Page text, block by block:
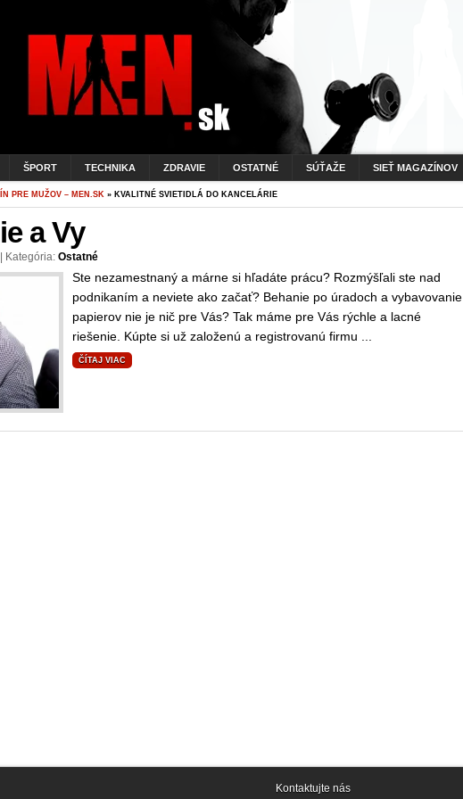
ŠPORT TECHNIKA ZDRAVIE OSTATNÉ SÚŤAŽE SIEŤ MAGAZÍNOV
PRE MUŽOV – MEN.SK » KVALITNÉ SVIETIDLÁ DO KANCELÁRIE
a Vy
Kategória: Ostatné
Ste nezamestnaný a márne si hľadáte prácu? Rozmýšľali ste nad
podnikaním a neviete ako začať? Behanie po úradoch a vybavovanie
papierov nie je nič pre Vás? Tak máme pre Vás rýchle a lacné
riešenie. Kúpte si už založenú a registrovanú firmu ...
ČÍTAJ VIAC
Kontaktujte nás